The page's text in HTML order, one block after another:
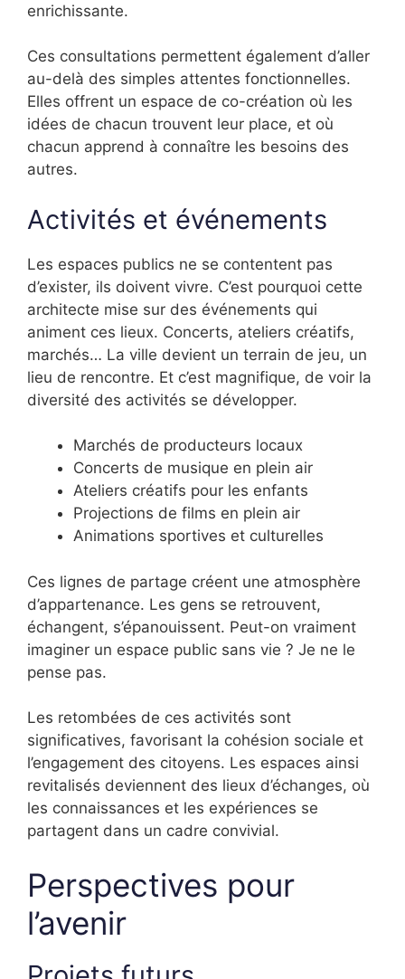
enrichissante.
Ces consultations permettent également d’aller
au-delà des simples attentes fonctionnelles.
Elles offrent un espace de co-création où les
idées de chacun trouvent leur place, et où
chacun apprend à connaître les besoins des
autres.
Activités et événements
Les espaces publics ne se contentent pas
d’exister, ils doivent vivre. C’est pourquoi cette
architecte mise sur des événements qui
animent ces lieux. Concerts, ateliers créatifs,
marchés… La ville devient un terrain de jeu, un
lieu de rencontre. Et c’est magnifique, de voir la
diversité des activités se développer.
Marchés de producteurs locaux
Concerts de musique en plein air
Ateliers créatifs pour les enfants
Projections de films en plein air
Animations sportives et culturelles
Ces lignes de partage créent une atmosphère
d’appartenance. Les gens se retrouvent,
échangent, s’épanouissent. Peut-on vraiment
imaginer un espace public sans vie ? Je ne le
pense pas.
Les retombées de ces activités sont
significatives, favorisant la cohésion sociale et
l’engagement des citoyens. Les espaces ainsi
revitalisés deviennent des lieux d’échanges, où
les connaissances et les expériences se
partagent dans un cadre convivial.
Perspectives pour
l’avenir